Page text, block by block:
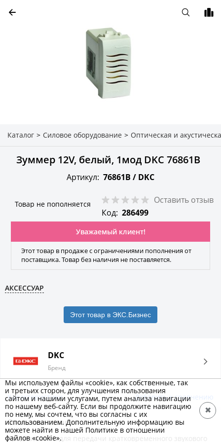
Каталог > Силовое оборудование > Оптическая и
Зуммер 12V, белый, 1мод DKC 76861B
Артикул: 76861B / DKC
Товар не пополняется
Оставить отзыв
Код: 286499
Уважаемый клиент!
Этот товар в продаже с ограничениями пополнения от
поставщика. Товар без наличия не поставляется.
АКСЕССУАР
Этот товар в ЭКС.Бизнес
DKC
Бренд
Характеристики Добавить к сравнению
Описание товара
Предназначен для передачи кратковременного звукового
Мы используем файлы «cookie», как собственные, так
и третьих сторон, для улучшения пользования
сайтом и нашими услугами, путем анализа навигации
по нашему веб-сайту. Если вы продолжите навигацию
по нему, мы сочтем, что вы согласны с их
использованием. Дополнительную информацию вы
можете найти в нашей Политике в отношении
файлов «cookie».
✖